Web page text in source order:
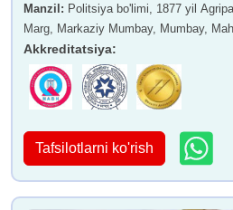
Manzil : Politsiya bo'limi, 1877 yil
Marg, Markaziy Mumbay, Mumbay,
Akkreditatsiya:
Tafsilotlarni ko'rish